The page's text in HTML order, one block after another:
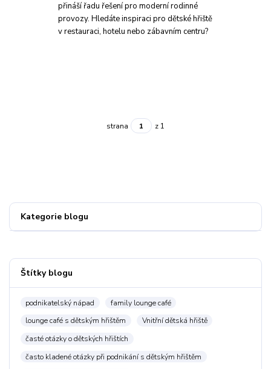
Kategorie blogu
Štítky blogu
podnikatelský nápad
family lounge café
lounge café s dětským hřištěm
Vnitřní dětská hřiště
časté otázky o dětských hřištích
často kladené otázky při podnikání s dětským hřištěm
přináší řadu řešení pro moderní rodinné
provozy. Hledáte inspiraci pro dětské hřiště
v restauraci, hotelu nebo zábavním centru?
strana z 1